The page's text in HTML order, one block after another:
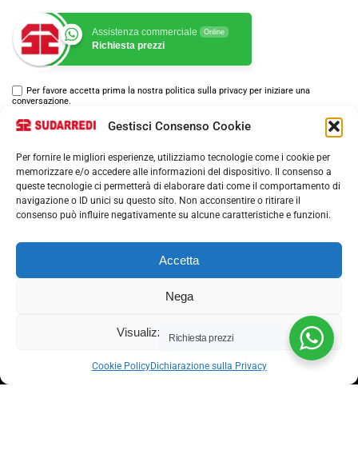
Gestisci Consenso Cookie
Per fornire le migliori esperienze, utilizziamo tecnologie come i cookie per
memorizzare e/o accedere alle informazioni del dispositivo. Il consenso a
queste tecnologie ci permetterà di elaborare dati come il comportamento di
navigazione o ID unici su questo sito. Non acconsentire o ritirare il
consenso può influire negativamente su alcune caratteristiche e funzioni.
Accetta
Nega
Visualizza le preferenze
Cookie PolicyDichiarazione sulla Privacy
Assistenza commerciale Online
Richiesta prezzi
Per favore accetta prima la nostra politica sulla privacy per iniziare una
conversazione.
Email: info@sudarredi.com
Richiesta prezzi